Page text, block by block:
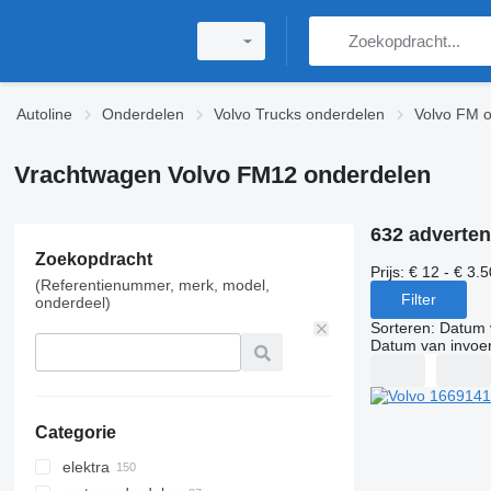
Autoline Onderdelen Volvo Trucks onderdelen Volvo FM
Vrachtwagen Volvo FM12 onderdelen
Zoekopdracht
(Referentienummer, merk, model,
onderdeel)
Categorie
elektra
632
Prijs: € 12 - €
Filter
Sorteren: Datum
Datum van